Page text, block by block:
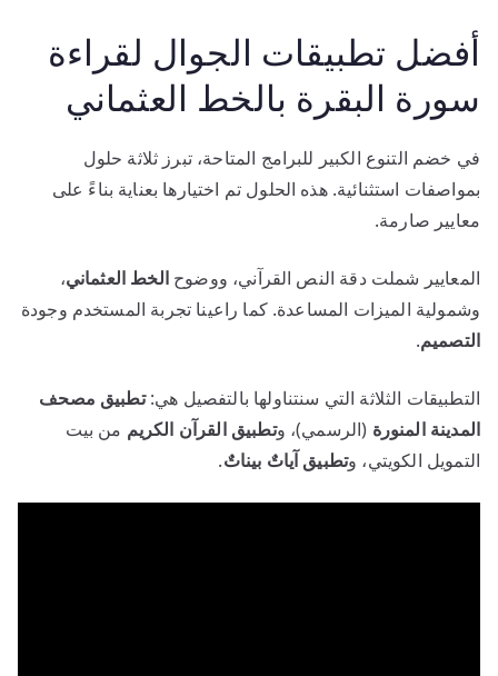
أفضل تطبيقات الجوال لقراءة
سورة البقرة بالخط العثماني
في خضم التنوع الكبير للبرامج المتاحة، تبرز ثلاثة حلول
بمواصفات استثنائية. هذه الحلول تم اختيارها بعناية بناءً على
معايير صارمة.
المعايير شملت دقة النص القرآني، ووضوحالخط العثماني،
وشمولية الميزات المساعدة. كما راعينا تجربة المستخدم وجودة
التصميم.
التطبيقات الثلاثة التي سنتناولها بالتفصيل هي:تطبيق مصحف
المدينة المنورة (الرسمي)، وتطبيق القرآن الكريم من بيت
التمويل الكويتي، وتطبيق آياتٌ بيناتٌ.